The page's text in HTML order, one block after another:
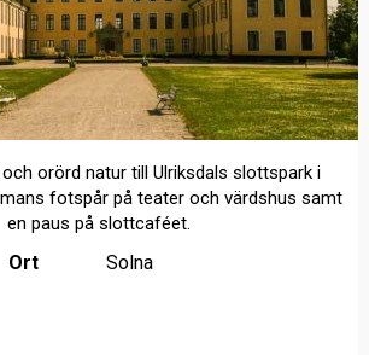
och orörd natur till Ulriksdals slottspark i
fotspår på teater och värdshus samt
en paus på slottcaféet.
Ort Solna